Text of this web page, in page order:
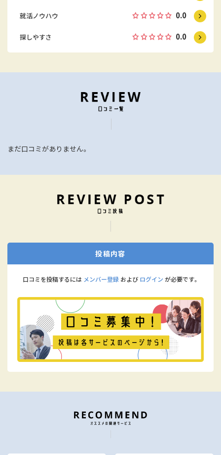
就活ノウハウ 0.0
探しやすさ 0.0
まだ口コミがありません。
投稿内容
口コミを投稿するには メンバー登録および ログイン が必要です。